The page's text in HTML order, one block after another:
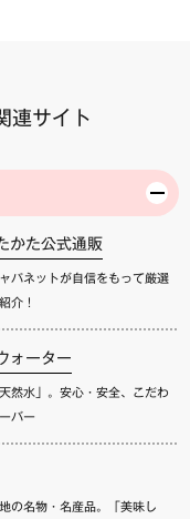
連サイト
かた公式通販
パネットが自信をもって厳選
介！
ォーター
然水」。安心・安全、こだわ
バー
の名物・名産品。「美味し